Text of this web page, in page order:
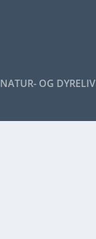
NATUR- OG DYRELIV